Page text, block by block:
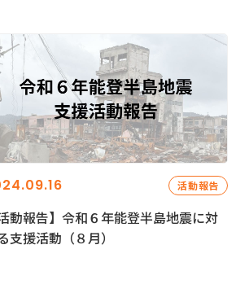
活動報告
活動報告】令和６年能登半島地震に対
支援活動（８月）